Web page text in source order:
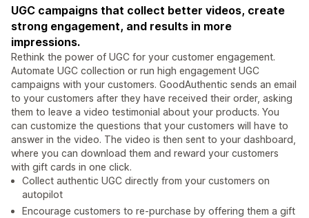
UGC campaigns that collect better videos, create
strong engagement, and results in more
impressions.
Rethink the power of UGC for your customer engagement.
Automate UGC collection or run high engagement UGC
campaigns with your customers. GoodAuthentic sends an email
to your customers after they have received their order, asking
them to leave a video testimonial about your products. You
can customize the questions that your customers will have to
answer in the video. The video is then sent to your dashboard,
where you can download them and reward your customers
with gift cards in one click.
Collect authentic UGC directly from your customers on
autopilot
Encourage customers to re-purchase by offering them a gift